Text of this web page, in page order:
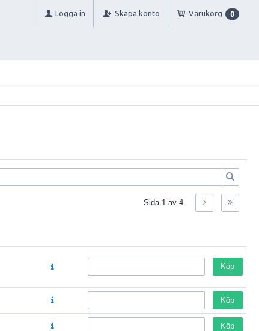
Logga in Skapa konto Varukorg 0
Sida 1 av 4
Köp
Köp
Köp